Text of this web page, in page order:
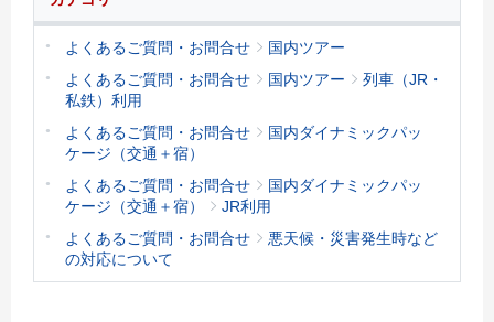
よくあるご質問・お問合せ
国内ツアー
よくあるご質問・お問合せ
国内ツアー
列車（JR・
私鉄）利用
よくあるご質問・お問合せ
国内ダイナミックパッ
ケージ（交通＋宿）
よくあるご質問・お問合せ
国内ダイナミックパッ
ケージ（交通＋宿）
JR利用
よくあるご質問・お問合せ
悪天候・災害発生時など
の対応について